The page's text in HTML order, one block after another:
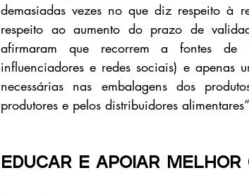
demasiadas vezes no que diz respeito à
respeito ao aumento do prazo de
afirmaram que recorrem a fontes de
influenciadores e redes sociais) e apenas
necessárias nas embalagens dos
produtores e pelos distribuidores
Educar e apoiar melhor